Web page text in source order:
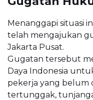
Menanggapi situasi
telah mengajukan
Jakarta Pusat.
Gugatan tersebut
Daya Indonesia
pekerja yang belum
tertunggak,